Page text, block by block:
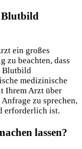
Blutbild
ein großes
zu beachten, dass
Blutbild
medizinische
Ihrem Arzt über
zu sprechen,
erforderlich ist.
lassen?